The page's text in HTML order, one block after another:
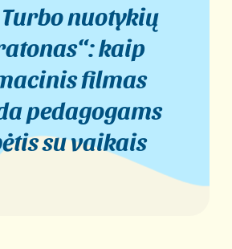
Turbo nuotykių
kaip
filmas
pedagogams
su vaikais